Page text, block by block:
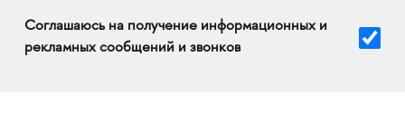
Соглашаюсь на получение информационных и
рекламных сообщений и звонков